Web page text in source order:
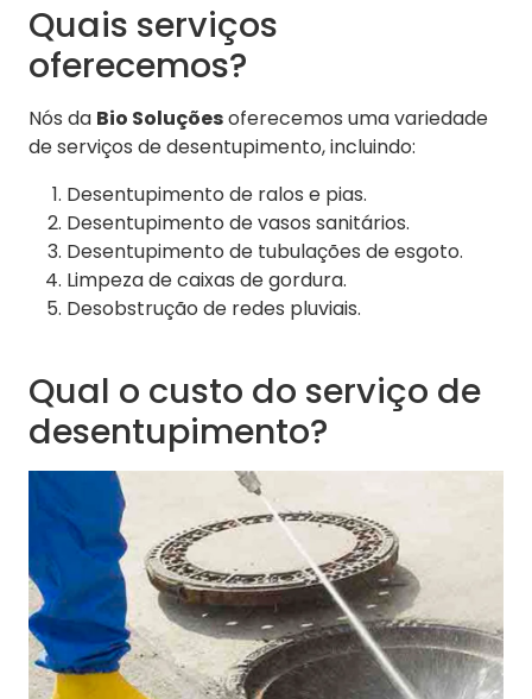
Quais serviços
oferecemos?
Nós da Bio Soluçõesoferecemos uma variedade
de serviços de desentupimento, incluindo:
Desentupimento de ralos e pias.
Desentupimento de vasos sanitários.
Desentupimento de tubulações de esgoto.
Limpeza de caixas de gordura.
Desobstrução de redes pluviais.
Qual o custo do serviço de
desentupimento?